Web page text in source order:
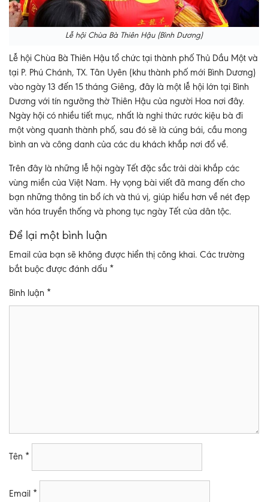
Lễ hội Chùa Bà Thiên Hậu (Bình Dương)
Lễ hội Chùa Bà Thiên Hậu tổ chức tại thành phố Thủ Dầu Một và
tại P. Phú Chánh, TX. Tân Uyên (khu thành phố mới Bình Dương)
vào ngày 13 đến 15 tháng Giêng, đây là một lễ hội lớn tại Bình
Dương với tín ngưỡng thờ Thiên Hậu của người Hoa nơi đây.
Ngày hội có nhiều tiết mục, nhất là nghi thức rước kiệu bà đi
một vòng quanh thành phố, sau đó sẽ là cúng bái, cầu mong
bình an và công danh của các du khách khắp nơi đổ về.
Trên đây là những lễ hội ngày Tết đặc sắc trải dài khắp các
vùng miền của Việt Nam. Hy vọng bài viết đã mang đến cho
bạn những thông tin bổ ích và thú vị, giúp hiểu hơn về nét đẹp
văn hóa truyền thống và phong tục ngày Tết của dân tộc.
Để lại một bình luận
Email của bạn sẽ không được hiển thị công khai. Các trường
bắt buộc được đánh dấu *
Bình luận *
Tên *
Email *